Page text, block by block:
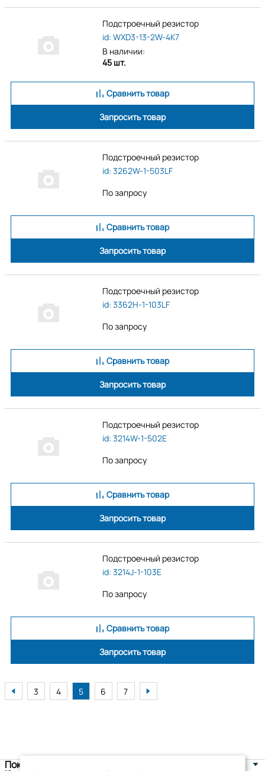
Подстроечный резистор
id: WXD3-13-2W-4K7
В наличии:
45 шт.
Сравнить товар
Запросить товар
Подстроечный резистор
id: 3262W-1-503LF
По запросу
Сравнить товар
Запросить товар
Подстроечный резистор
id: 3362H-1-103LF
По запросу
Сравнить товар
Запросить товар
Подстроечный резистор
id: 3214W-1-502E
По запросу
Сравнить товар
Запросить товар
Подстроечный резистор
id: 3214J-1-103E
По запросу
Сравнить товар
Запросить товар
3 4 5 6 7
Покупателям